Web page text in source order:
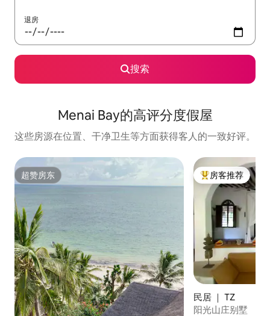
退房
搜索
Menai Bay的高评分度假屋
这些房源在位置、干净卫生等方面获得客人的一致好评。
超赞房东
超赞房东 热门「房客推荐」
房客推荐
民居 ｜ TZ
阳光山庄别墅